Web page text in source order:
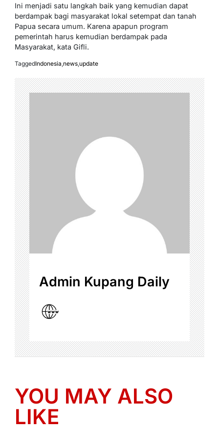
Ini menjadi satu langkah baik yang kemudian dapat
berdampak bagi masyarakat lokal setempat dan tanah
Papua secara umum. Karena apapun program
pemerintah harus kemudian berdampak pada
Masyarakat, kata Gifli.
TaggedIndonesia news update
Admin Kupang Daily
YOU MAY ALSO
LIKE